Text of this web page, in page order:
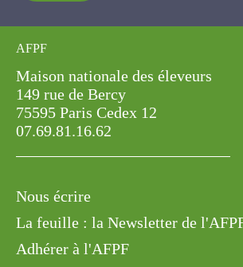
AFPF
Maison nationale des éleveurs
149 rue de Bercy
75595 Paris Cedex 12
07.69.81.16.62
Nous écrire
La feuille : la Newsletter de l'AFPF
Adhérer à l'AFPF